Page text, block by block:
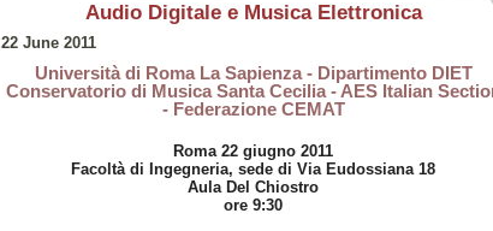
Audio Digitale e Musica Elettronica
22 June 2011
Università di Roma La Sapienza - Dipartimento DIET
Conservatorio di Musica Santa Cecilia - AES Italian
- Federazione CEMAT
Roma 22 giugno 2011
Facoltà di Ingegneria, sede di Via Eudossiana 18
Aula Del Chiostro
ore 9:30